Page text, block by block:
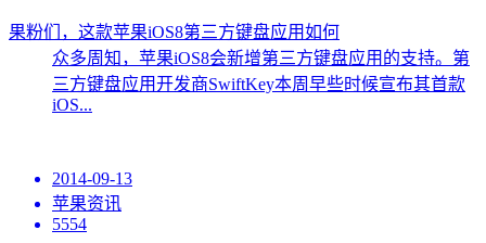
果粉们，这款苹果iOS8第三方键盘应用如何
众多周知，苹果iOS8会新增第三方键盘应用的支持。第
三方键盘应用开发商SwiftKey本周早些时候宣布其首款
iOS...
2014-09-13
苹果资讯
5554